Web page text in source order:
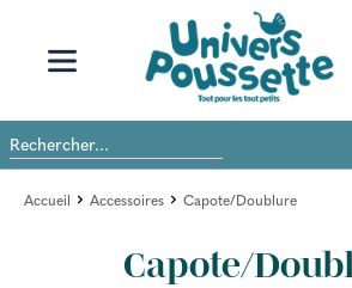
Accueil Accessoires Capote/Doublure
Capote/